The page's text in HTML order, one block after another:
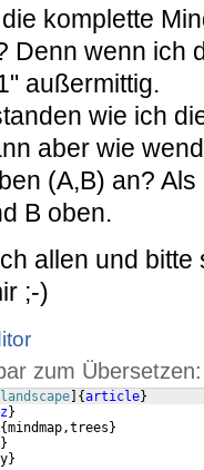
komplette
Denn wenn ich
außermittig.
wie ich
aber wie
(A,B) an?
B oben.
allen und
;-)
zum Übersetzen:
landscape {article}
}
{mindmap,trees }
}
}